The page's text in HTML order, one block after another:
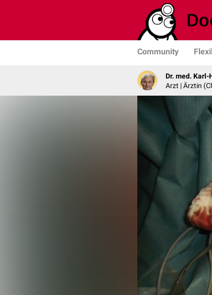
Community
Dr. med. Karl-
Arzt | Ärztin